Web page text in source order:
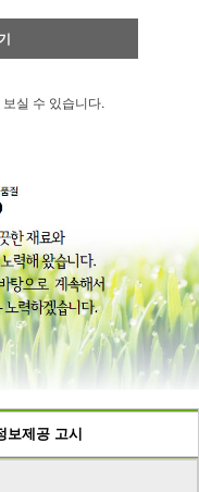
실 수 있습니다.
보제공 고시